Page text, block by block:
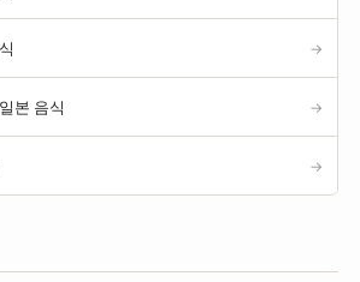
→
본 음식 →
→